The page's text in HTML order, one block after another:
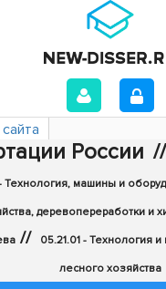
России //
Технология, машины и
деревопереработки и
// 05.21.01 - Технология
лесного хозяйства